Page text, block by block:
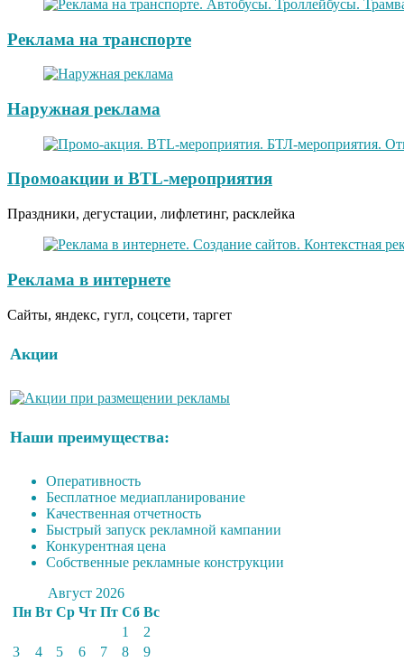
Реклама на транспорте
Наружная реклама
Промоакции и BTL-мероприятия
Праздники, дегустации, лифлетинг, расклейка
Реклама в интернете
Сайты, яндекс, гугл, соцсети, таргет
Акции
Наши преимущества:
Оперативность
Бесплатное медиапланирование
Качественная отчетность
Быстрый запуск рекламной кампании
Конкурентная цена
Собственные рекламные конструкции
Август 2026
Пн Вт Ср Чт Пт Сб Вс
1
2
3
4 5 6 7 8
9